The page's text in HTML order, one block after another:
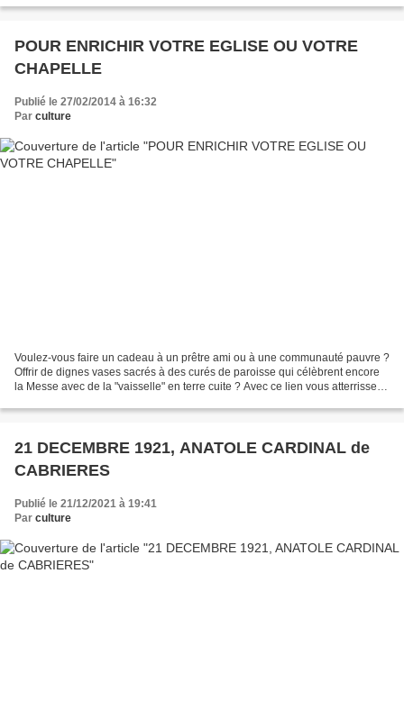
POUR ENRICHIR VOTRE EGLISE OU VOTRE
CHAPELLE
Publié le 27/02/2014 à 16:32
Par culture
Voulez-vous faire un cadeau à un prêtre ami ou à une communauté pauvre ?
Offrir de dignes vases sacrés à des curés de paroisse qui célèbrent encore
la Messe avec de la "vaisselle" en terre cuite ? Avec ce lien vous atterrissez
21 DECEMBRE 1921, ANATOLE CARDINAL de
CABRIERES
Publié le 21/12/2021 à 19:41
Par culture